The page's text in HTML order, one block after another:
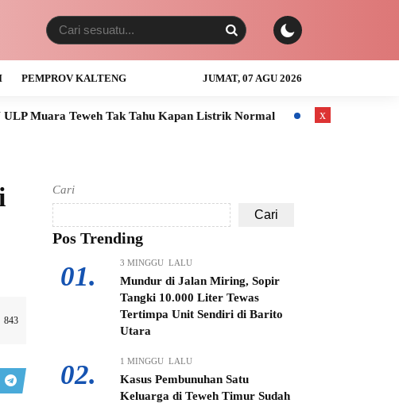
PEMPROV KALTENG JUMAT, 07 AGU 2026
Tak Tahu Kapan Listrik Normal Anak Usia 3 Tahun Tewas
843
Cari
Cari
Pos Trending
01. 3 MINGGU LALU
Mundur di Jalan Miring, Sopir
Tangki 10.000 Liter Tewas
Tertimpa Unit Sendiri di Barito
Utara
02. 1 MINGGU LALU
Kasus Pembunuhan Satu
Keluarga di Teweh Timur Sudah
x